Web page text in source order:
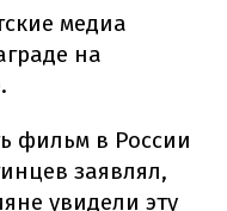
медиа
на
фильм в России
заявлял,
увидели эту